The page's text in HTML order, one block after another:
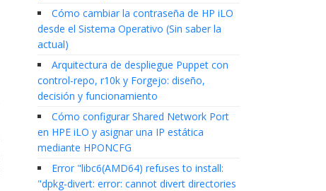
Cómo cambiar la contraseña de HP iLO
desde el Sistema Operativo (Sin saber la
actual)
Arquitectura de despliegue Puppet con
control-repo, r10k y Forgejo: diseño,
decisión y funcionamiento
Cómo configurar Shared Network Port
en HPE iLO y asignar una IP estática
mediante HPONCFG
Error "libc6(AMD64) refuses to install:
"dpkg-divert: error: cannot divert directories